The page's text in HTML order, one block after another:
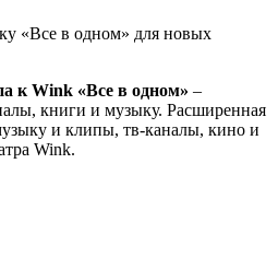
«Все в одном» для новых
к Wink «Все в одном» –
книги и музыку. Расширенная
и клипы, тв-каналы, кино и
Wink.